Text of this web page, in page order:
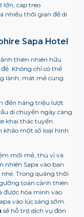
lớn, cáp treo
nhiều thời gian để di
Sapa Hotel
thiên nhiên hữu
Không chỉ có thế
lành, mát mẻ cùng
đến hàng triệu lượt
di chuyển ngày càng
khai thác tuyến
khảo một số loại hình
mới mẻ, thú vị và
nhiên Sapa vào ban
Trong quãng thời
toàn cảnh thiên
được hòa mình vào
vào lúc sáng sớm.
sẽ hỗ trợ dịch vụ đón